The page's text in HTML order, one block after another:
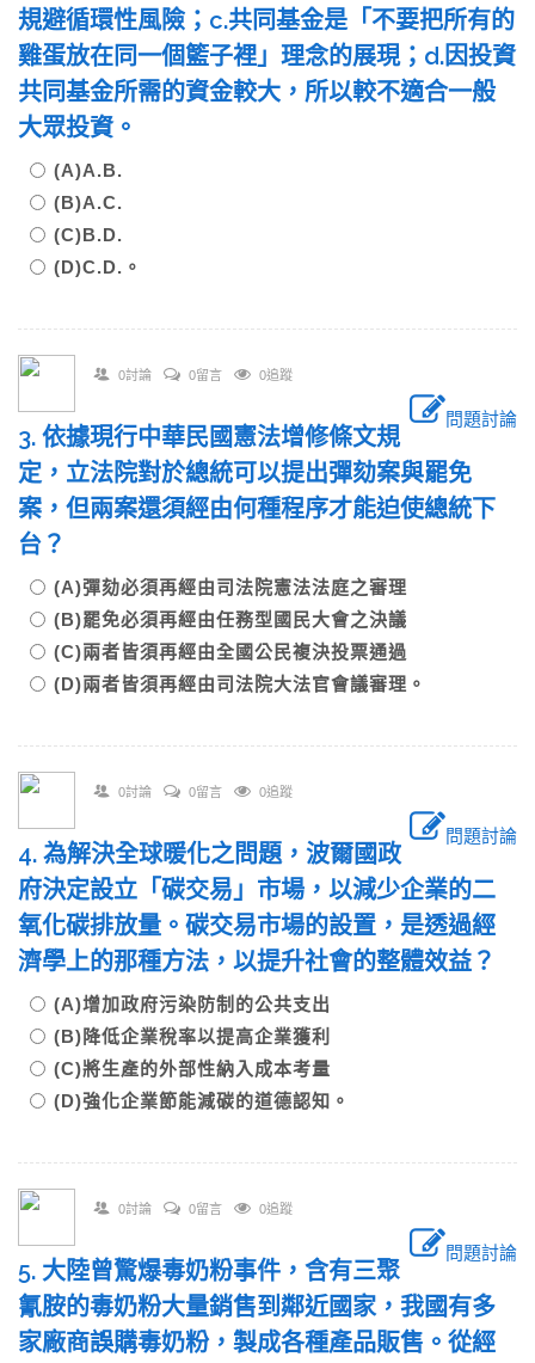
規避循環性風險；c.共同基金是「不要把所有的
雞蛋放在同一個籃子裡」理念的展現；d.因投資
共同基金所需的資金較大，所以較不適合一般
大眾投資。
(A)A.B.
(B)A.C.
(C)B.D.
(D)C.D.。
0討論 0留言 0追蹤
問題討論
3. 依據現行中華民國憲法增修條文規
定，立法院對於總統可以提出彈劾案與罷免
案，但兩案還須經由何種程序才能迫使總統下
台？
(A)彈劾必須再經由司法院憲法法庭之審理
(B)罷免必須再經由任務型國民大會之決議
(C)兩者皆須再經由全國公民複決投票通過
(D)兩者皆須再經由司法院大法官會議審理。
0討論 0留言 0追蹤
問題討論
4. 為解決全球暖化之問題，波爾國政
府決定設立「碳交易」市場，以減少企業的二
氧化碳排放量。碳交易市場的設置，是透過經
濟學上的那種方法，以提升社會的整體效益？
(A)增加政府污染防制的公共支出
(B)降低企業稅率以提高企業獲利
(C)將生產的外部性納入成本考量
(D)強化企業節能減碳的道德認知。
0討論 0留言 0追蹤
問題討論
5. 大陸曾驚爆毒奶粉事件，含有三聚
氰胺的毒奶粉大量銷售到鄰近國家，我國有多
家廠商誤購毒奶粉，製成各種產品販售。從經